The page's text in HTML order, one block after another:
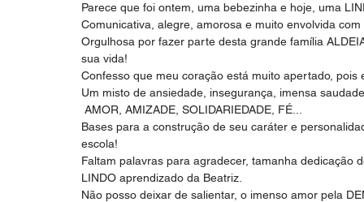
Parece que foi ontem, uma bebezinha e hoje, uma
Comunicativa, alegre, amorosa e muito envolvida
Orgulhosa por fazer parte desta grande família
sua vida!
Confesso que meu coração está muito apertado,
Um misto de ansiedade, insegurança, imensa
AMOR, AMIZADE, SOLIDARIEDADE, FÉ...
Bases para a construção de seu caráter e
escola!
Faltam palavras para agradecer, tamanha
LINDO aprendizado da Beatriz.
Não posso deixar de salientar, o imenso amor pela